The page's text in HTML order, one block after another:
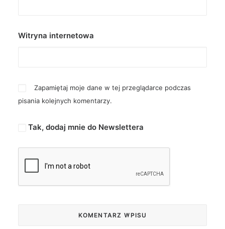
Witryna internetowa
Zapamiętaj moje dane w tej przeglądarce podczas
pisania kolejnych komentarzy.
Tak, dodaj mnie do Newslettera